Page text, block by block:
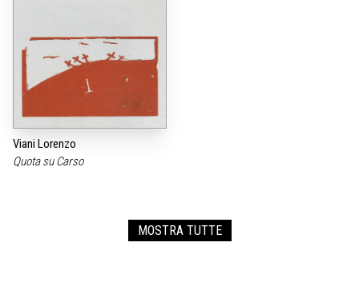
Viani Lorenzo
Quota su Carso
MOSTRA TUTTE